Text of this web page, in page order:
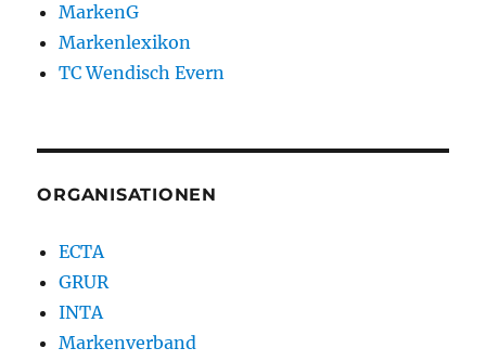
MarkenG
Markenlexikon
TC Wendisch Evern
ORGANISATIONEN
ECTA
GRUR
INTA
Markenverband